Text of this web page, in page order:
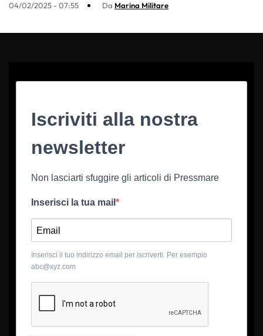
04/02/2025 - 07:55 Da Marina Militare
Iscriviti alla nostra
newsletter
Non lasciarti sfuggire gli articoli di Pressmare
Inserisci la tua mail
Inserisci il tuo indirizzo email per iscriverti. Per esempio
abc@xyz.com